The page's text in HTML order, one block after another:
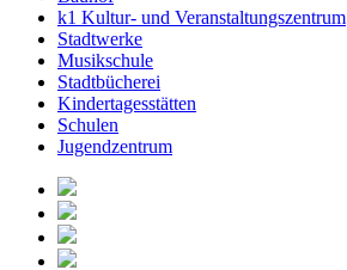
k1 Kultur- und Veranstaltungszentrum
Stadtwerke
Musikschule
Stadtbücherei
Kindertagesstätten
Schulen
Jugendzentrum